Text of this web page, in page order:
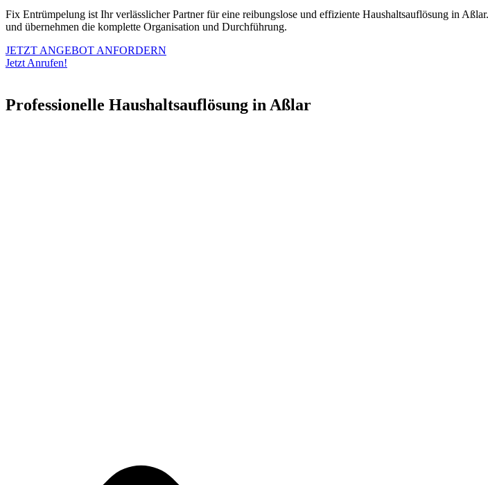
Fix Entrümpelung ist Ihr verlässlicher Partner für eine reibungslose und effiziente Haushaltsauflösung in
und übernehmen die komplette Organisation und Durchführung.
JETZT ANGEBOT ANFORDERN
Jetzt Anrufen!
Professionelle Haushaltsauflösung in Aßlar